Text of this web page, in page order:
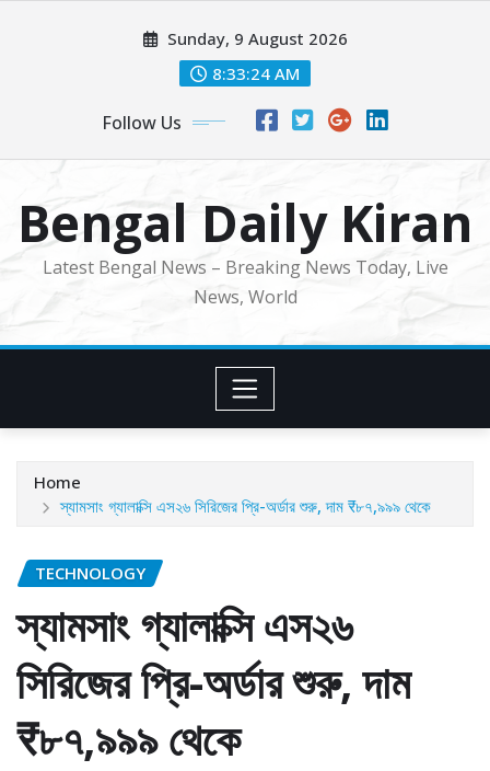
Sunday, 9 August 2026
8:33:26 AM
Follow Us
Bengal Daily Kiran
Latest Bengal News – Breaking News Today, Live
News, World
Home
স্যামসাং গ্যালাক্সি এস২৬ সিরিজের প্রি-অর্ডার শুরু, দাম ₹৮৭,৯৯৯ থেকে
TECHNOLOGY
স্যামসাং গ্যালাক্সি এস২৬
সিরিজের প্রি-অর্ডার শুরু, দাম
₹৮৭,৯৯৯ থেকে